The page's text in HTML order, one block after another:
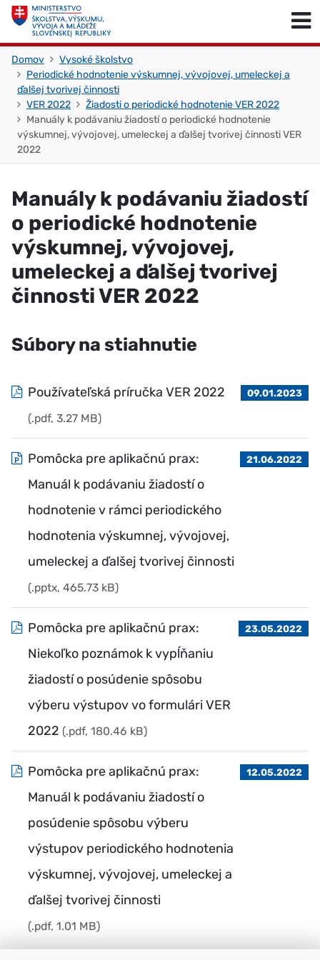
Skočiť na obsah
Domov
Vysoké školstvo
Periodické hodnotenie výskumnej, vývojovej, umeleckej a
ďalšej tvorivej činnosti
VER 2022
Žiadosti o periodické hodnotenie VER 2022
Manuály k podávaniu žiadostí o periodické hodnotenie
výskumnej, vývojovej, umeleckej a ďalšej tvorivej činnosti VER
2022
Manuály k podávaniu žiadostí
o periodické hodnotenie
výskumnej, vývojovej,
umeleckej a ďalšej tvorivej
činnosti VER 2022
Súbory na stiahnutie
Používateľská príručka VER 2022
(.pdf, 3.27 MB)
09.01.2023
Pomôcka pre aplikačnú prax:
Manuál k podávaniu žiadostí o
hodnotenie v rámci periodického
hodnotenia výskumnej, vývojovej,
umeleckej a ďalšej tvorivej činnosti
(.pptx, 465.73 kB)
21.06.2022
Pomôcka pre aplikačnú prax:
Niekoľko poznámok k vypĺňaniu
žiadostí o posúdenie spôsobu
výberu výstupov vo formulári VER
2022 (.pdf, 180.46 kB)
23.05.2022
Pomôcka pre aplikačnú prax:
Manuál k podávaniu žiadostí o
posúdenie spôsobu výberu
výstupov periodického hodnotenia
výskumnej, vývojovej, umeleckej a
ďalšej tvorivej činnosti
(.pdf, 1.01 MB)
12.05.2022
Skočiť na začiatok stránky